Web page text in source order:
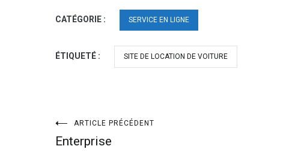
CATÉGORIE : SERVICE EN LIGNE
ÉTIQUETÉ : SITE DE LOCATION DE VOITURE
Navigation
ARTICLE PRÉCÉDENT
Enterprise